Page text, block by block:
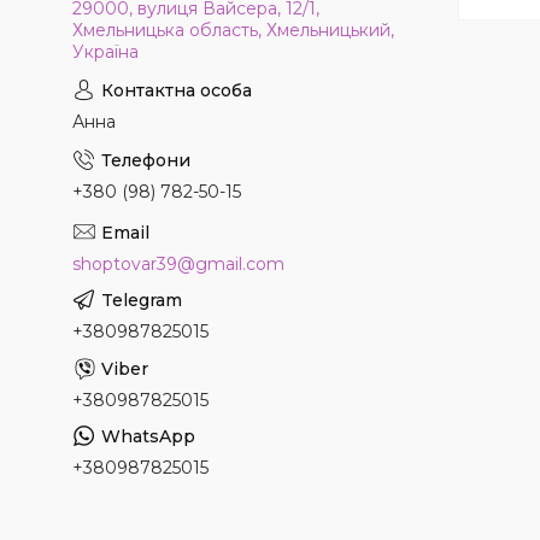
29000, вулиця Вайсера, 12/1,
Хмельницька область, Хмельницький,
Україна
Анна
+380 (98) 782-50-15
shoptovar39@gmail.com
+380987825015
+380987825015
+380987825015